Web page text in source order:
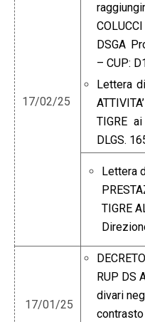
17/02/25
DSGA
– CUP:
Lettera
TIGRE
DLGS.
Lettera
TIGRE
17/01/25
RUP DS
divari